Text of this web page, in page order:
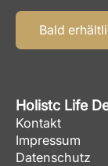
Holistc Life
Kontakt
Impressum
Datenschutz
Bald